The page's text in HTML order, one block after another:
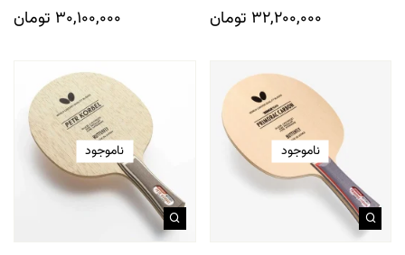
32,200,000 تومان
30,100,000 تومان
ناموجود ناموجود